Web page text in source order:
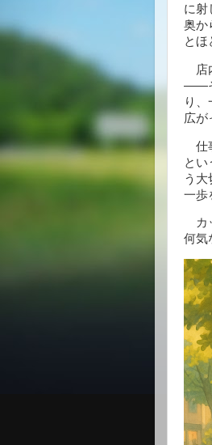
に射
奥か
とほ
店
――
り
広が
仕
とい
う大
一歩
カ
何気